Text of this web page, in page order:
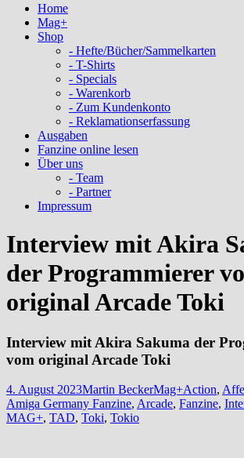
Home
Mag+
Shop
- Hefte/Bücher/Sammelkarten
- T-Shirts
- Specials
- Warenkorb
- Zum Kundenkonto
- Reklamationserfassung
Ausgaben
Fanzine online lesen
Über uns
- Team
- Partner
Impressum
Interview mit Akira
der Programmierer
original Arcade Toki
Interview mit Akira Sakuma der
vom original Arcade Toki
4. August 2023Martin BeckerMag+Action, Affe
Amiga Germany Fanzine, Arcade, Fanzine,
MAG+, TAD, Toki, Tokio